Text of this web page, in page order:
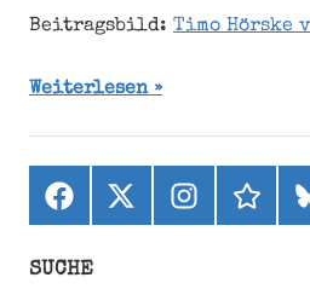
Beitragsbild: Timo Hörske
Weiterlesen
Facebook
X
(ehemals
Instagramthreads
SUCHE